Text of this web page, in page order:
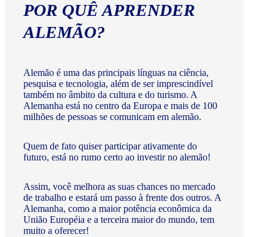
POR QUÊ APRENDER
ALEMÃO?
Alemão é uma das principais línguas na ciência,
pesquisa e tecnologia, além de ser imprescindível
também no âmbito da cultura e do turismo. A
Alemanha está no centro da Europa e mais de 100
milhões de pessoas se comunicam em alemão.
Quem de fato quiser participar ativamente do
futuro, está no rumo certo ao investir no alemão!
Assim, você melhora as suas chances no mercado
de trabalho e estará um passo à frente dos outros. A
Alemanha, como a maior potência econômica da
União Européia e a terceira maior do mundo, tem
muito a oferecer!​